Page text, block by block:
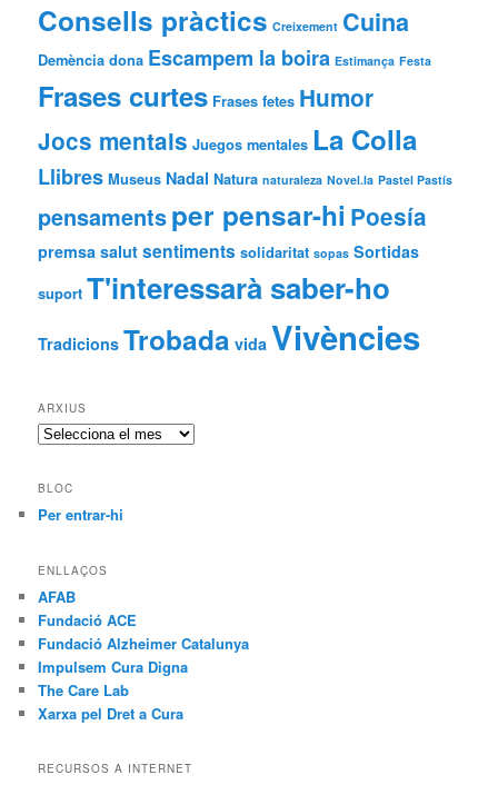
Consells pràctics Creixement Cuina
Demència dona Escampem la boira Estimança Festa
Frases curtes Frases fetes Humor
Jocs mentals Juegos mentales La Colla
Llibres Museus Nadal Natura naturaleza Novel.la Pastel Pastís
pensamentsper pensar-hi Poesía
premsa salut sentiments solidaritat sopas Sortidas
suport T'interessarà saber-ho
Tradicions Trobada vida Vivències
ARXIUS
Arxius
BLOC
Per entrar-hi
ENLLAÇOS
AFAB
Fundació ACE
Fundació Alzheimer Catalunya
Impulsem Cura Digna
The Care Lab
Xarxa pel Dret a Cura
RECURSOS A INTERNET